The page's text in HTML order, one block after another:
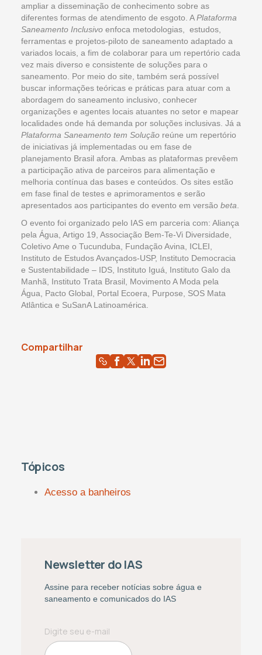
ampliar a disseminação de conhecimento sobre as
diferentes formas de atendimento de esgoto. APlataforma
Saneamento Inclusivo enfoca metodologias, estudos,
ferramentas e projetos-piloto de saneamento adaptado a
variados locais, a fim de colaborar para um repertório cada
vez mais diverso e consistente de soluções para o
saneamento. Por meio do site, também será possível
buscar informações teóricas e práticas para atuar com a
abordagem do saneamento inclusivo, conhecer
organizações e agentes locais atuantes no setor e mapear
localidades onde há demanda por soluções inclusivas. Já a
Plataforma Saneamento tem Solução reúne um repertório
de iniciativas já implementadas ou em fase de
planejamento Brasil afora. Ambas as plataformas prevêem
a participação ativa de parceiros para alimentação e
melhoria contínua das bases e conteúdos. Os sites estão
em fase final de testes e aprimoramentos e serão
apresentados aos participantes do evento em versão beta
O evento foi organizado pelo IAS em parceria com: Aliança
pela Água, Artigo 19, Associação Bem-Te-Vi Diversidade,
Coletivo Ame o Tucunduba, Fundação Avina, ICLEI,
Instituto de Estudos Avançados-USP, Instituto Democracia
e Sustentabilidade – IDS, Instituto Iguá, Instituto Galo da
Manhã, Instituto Trata Brasil, Movimento A Moda pela
Água, Pacto Global, Portal Ecoera, Purpose, SOS Mata
Atlântica e SuSanA Latinoamérica.
Compartilhar
Tópicos
Acesso a banheiros
Newsletter do IAS
Assine para receber notícias sobre água e
saneamento e comunicados do IAS